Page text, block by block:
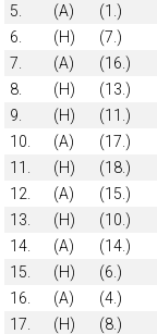
5.
(A) (1.)
6.
(H) (7.)
7.
(A) (16.)
8.
(H) (13.)
9.
(H) (11.)
10.
(A) (17.)
11.
(H) (18.)
12.
(A) (15.)
13.
(H) (10.)
14.
(A) (14.)
15.
(H) (6.)
16.
(A) (4.)
17.
(H) (8.)